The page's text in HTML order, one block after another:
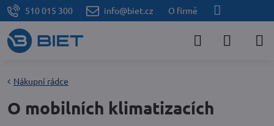
510 015 300 info@biet.cz O firmě
Nákupní rádce
O mobilních klimatizacích